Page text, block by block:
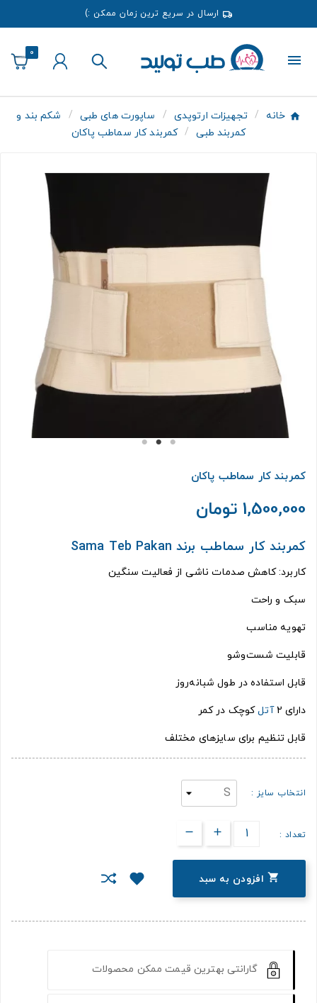
ارسال در سریع ترین زمان ممکن :)
0
خانه تجهیزات ارتوپدی ساپورت های طبی
شکم بند و
کمربند طبی
کمربند کار سماطب پاکان
کمربند کار سماطب پاکان
1,500,000 تومان
کمربند کار سماطب برند Sama Teb Pakan
کاربرد: کاهش صدمات ناشی از فعالیت سنگین
سبک و راحت
تهویه مناسب
قابلیت شست‌وشو
قابل استفاده در طول شبانه‌روز
دارای 2 آتلکوچک در کمر
قابل تنظیم برای سایزهای مختلف
انتخاب سایز :
تعداد :
 افزودن به سبد
گارانتی بهترین قیمت ممکن محصولات